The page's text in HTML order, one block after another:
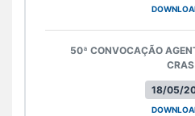
18/05/
50ª CONVOCAÇÃO
CRAS